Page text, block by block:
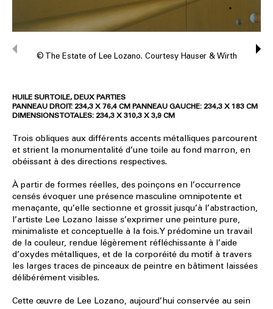
© The Estate of Lee Lozano. Courtesy Hauser & Wirth
HUILE SUR TOILE, DEUX PARTIES
PANNEAU DROIT: 234,3 X 76,4 CM PANNEAU GAUCHE: 234,3 X 183 CM
DIMENSIONS TOTALES: 234,3 X 310,3 X 3,9 CM
Trois obliques aux différents accents métalliques parcourent
et strient la monumentalité d’une toile au fond marron, en
obéissant à des directions respectives.
À partir de formes réelles, des poinçons en l’occurrence
censés évoquer une présence masculine omnipotente et
menaçante, qu’elle sectionne et grossit jusqu’à l’abstraction,
l’artiste Lee Lozano laisse s’exprimer une peinture pure,
minimaliste et conceptuelle à la fois. Y prédomine un travail
de la couleur, rendue légèrement réfléchissante à l’aide
d’oxydes métalliques, et de la corporéité du motif à travers
les larges traces de pinceaux de peintre en bâtiment laissées
délibérément visibles.
Cette œuvre de Lee Lozano, aujourd’hui conservée au sein